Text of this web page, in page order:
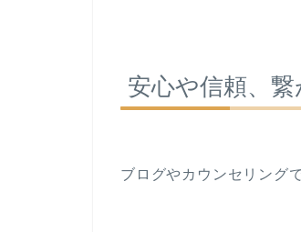
安心や信頼、
ブログやカウンセリング